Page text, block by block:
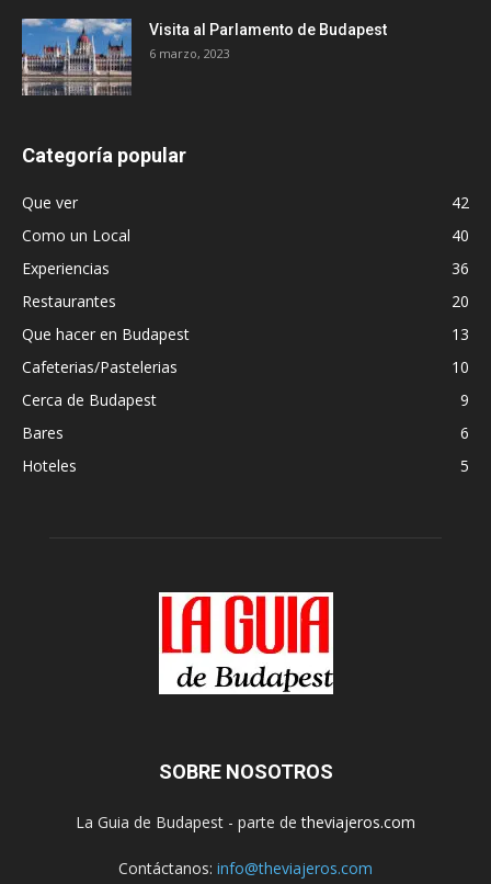
Visita al Parlamento de Budapest
6 marzo, 2023
Categoría popular
Que ver
42
Como un Local
40
Experiencias
36
Restaurantes
20
Que hacer en Budapest
13
Cafeterias/Pastelerias
10
Cerca de Budapest
9
Bares
6
Hoteles
5
SOBRE NOSOTROS
La Guia de Budapest - parte detheviajeros.com
Contáctanos: info@theviajeros.com